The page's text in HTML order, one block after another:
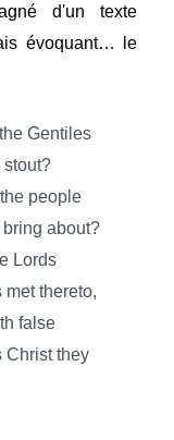
d'un texte
évoquant… le
Gentiles
stout?
people
about?
Lords
thereto,
false
Christ they